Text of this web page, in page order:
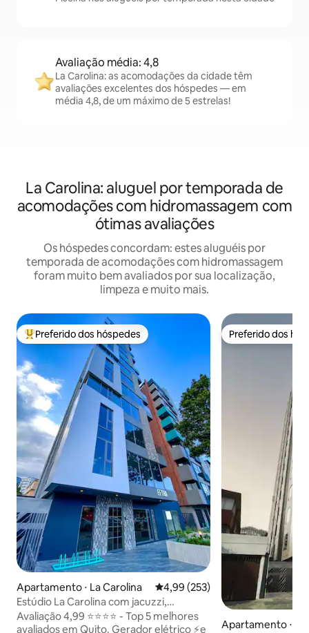
Avaliação média: 4,8
La Carolina: as acomodações da cidade têm
avaliações excelentes dos hóspedes — em
média 4,8, de um máximo de 5 estrelas!
La Carolina: aluguel por temporada de
acomodações com hidromassagem com
ótimas avaliações
Os hóspedes concordam: estes aluguéis por
temporada de acomodações com hidromassagem
foram muito bem avaliados por sua localização,
limpeza e muito mais.
Entre os melhores preferidos dos hóspedes
Preferido dos hóspedes
Apartamento ⋅ La Carolina 4,99 de uma avaliação média de
4,99 (253)
Estúdio La Carolina com jacuzzi,
academia e churrasqueira
Avaliação 4,99 ⭐⭐⭐⭐ - Top 5 melhores
avaliados em Quito. Gerador elétrico ⚡e
Preferido dos
Preferido dos
Apartamento ⋅ La